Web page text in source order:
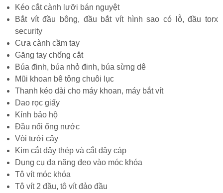
Kéo cắt cành lưỡi bán nguyệt
Bắt vít đầu bông, đầu bắt vít hình sao có lỗ, đầu torx
security
Cưa cành cầm tay
Găng tay chống cắt
Búa đinh, búa nhỏ đinh, búa sừng dê
Mũi khoan bê tông chuôi lục
Thanh kéo dài cho máy khoan, máy bắt vít
Dao rọc giấy
Kính bảo hộ
Đầu nối ống nước
Vòi tưới cây
Kìm cắt dây thép và cắt dây cáp
Dụng cụ đa năng đeo vào móc khóa
Tô vít móc khóa
Tô vít 2 đầu, tô vít đảo đầu